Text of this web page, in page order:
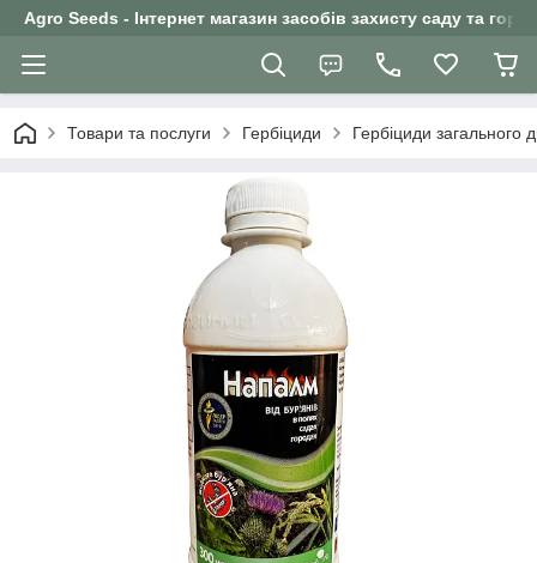
Agro Seeds - Інтернет магазин засобів захисту саду та
Товари та послуги Гербіциди Гербіциди загального